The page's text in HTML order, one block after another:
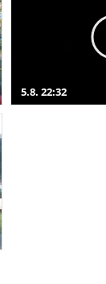
5.8. 22:32